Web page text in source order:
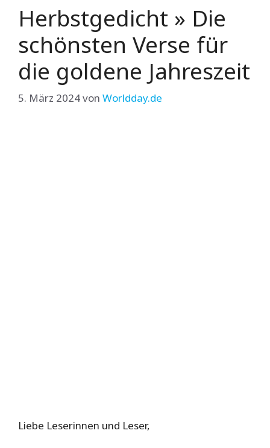
Herbstgedicht » Die
schönsten Verse für
die goldene Jahreszeit
5. März 2024von Worldday.de
Liebe Leserinnen und Leser,